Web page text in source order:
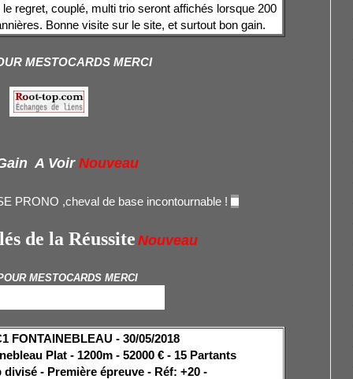
regret, couplé, multi trio seront affichés lorsque 200
Bonne visite sur le site, et surtout bon gain.
MESTOCARDS MERCI
A Voir Nouveau
PRONO ,cheval de base incontournable !
de la RéussiteNouveau
MESTOCARDS MERCI
FONTAINEBLEAU - 30/05/2018
Plat - 1200m - 52000 € - 15 Partants
- Première épreuve - Réf: +20 -